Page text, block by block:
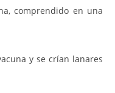
comprendido en una
y se crían lanares